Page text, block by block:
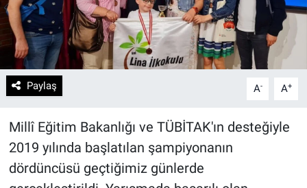
Paylaş A- A+
Millî Eğitim Bakanlığı ve TÜBİTAK'ın desteğiyle
2019 yılında başlatılan şampiyonanın
dördüncüsü geçtiğimiz günlerde